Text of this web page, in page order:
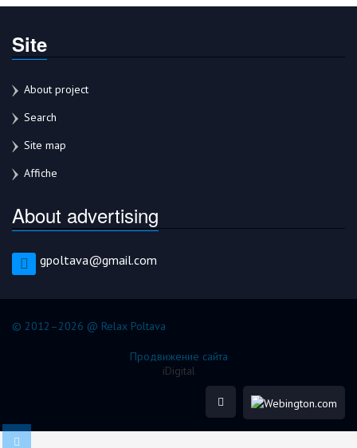
Site
About project
Search
Site map
Affiche
About advertising
gpoltava@gmail.com
© 2012–2026 @ Relax Poltava
Продвижение сайта
iDigital